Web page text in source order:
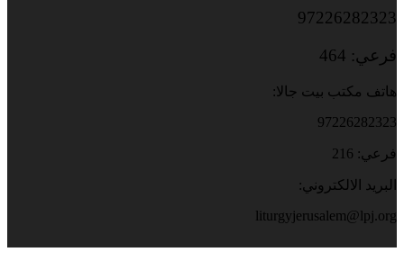
97226282323
فرعي: 464
هاتف مكتب بيت جالا:
97226282323
فرعي: 216
البريد الالكتروني:
liturgyjerusalem@lpj.org